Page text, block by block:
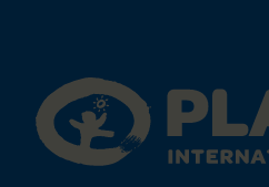
Plan International logo